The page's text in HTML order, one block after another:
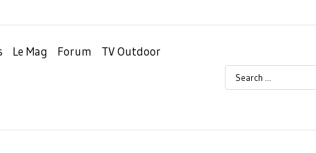
Le Mag Forum TV Outdoor